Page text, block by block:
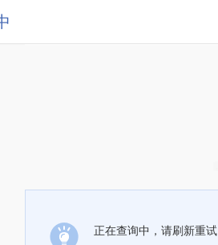
正在查询中，请刷新重试